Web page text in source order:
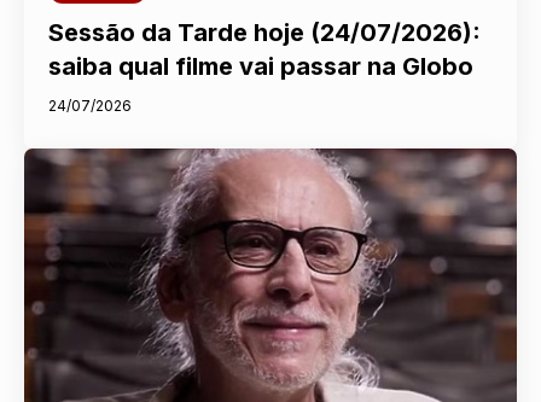
Sessão da Tarde hoje (24/07/2026):
saiba qual filme vai passar na Globo
24/07/2026